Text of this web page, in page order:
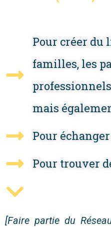
Pour créer du
familles, les
mais
Pour
Pour trouver
[Faire partie du